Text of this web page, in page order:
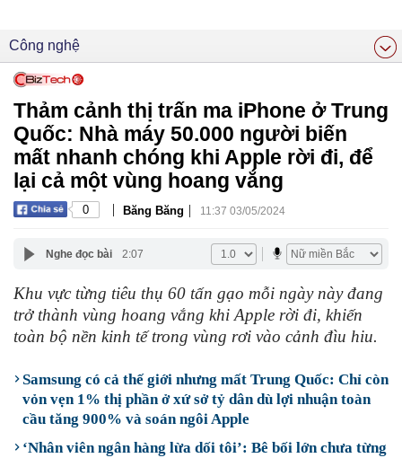
Công nghệ
Thảm cảnh thị trấn ma iPhone ở Trung
Quốc: Nhà máy 50.000 người biến
mất nhanh chóng khi Apple rời đi, để
lại cả một vùng hoang vắng
0 | Băng Băng | 11:37 03/05/2024
Nghe đọc bài 2:07
Khu vực từng tiêu thụ 60 tấn gạo mỗi ngày này đang
trở thành vùng hoang vắng khi Apple rời đi, khiến
toàn bộ nền kinh tế trong vùng rơi vào cảnh đìu hiu.
Samsung có cả thế giới nhưng mất Trung Quốc: Chỉ còn
vỏn vẹn 1% thị phần ở xứ sở tỷ dân dù lợi nhuận toàn
cầu tăng 900% và soán ngôi Apple
‘Nhân viên ngân hàng lừa dối tôi’: Bê bối lớn chưa từng